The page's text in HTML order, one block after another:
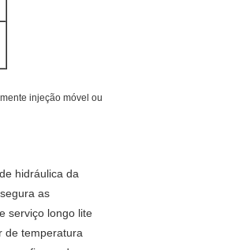
injeção móvel ou
hidráulica da
as
serviço longo lite
de temperatura